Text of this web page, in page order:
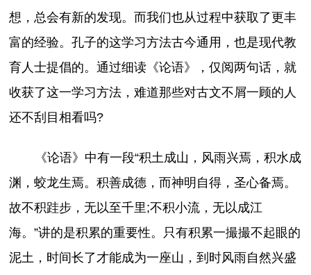
想，总会有新的发现。而我们也从过程中获取了更丰
富的经验。孔子的这学习方法古今通用，也是现代教
育人士提倡的。通过细读《论语》，仅阅两句话，就
收获了这一学习方法，难道那些对古文不屑一顾的人
还不刮目相看吗?
《论语》中有一段“积土成山，风雨兴焉，积水成
渊，蛟龙生焉。积善成德，而神明自得，圣心备焉。
故不积跬步，无以至千里;不积小流，无以成江
海。”讲的是积累的重要性。只有积累一撮撮不起眼的
泥土，时间长了才能成为一座山，到时风雨自然兴盛